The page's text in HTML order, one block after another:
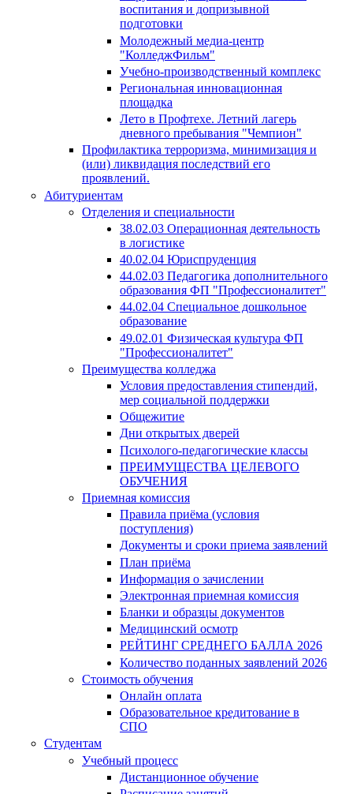
воспитания и допризывной
подготовки
Молодежный медиа-центр
"КолледжФильм"
Учебно-производственный комплекс
Региональная инновационная
площадка
Лето в Профтехе. Летний лагерь
дневного пребывания "Чемпион"
Профилактика терроризма, минимизация и
(или) ликвидация последствий его
проявлений.
Абитуриентам
Отделения и специальности
38.02.03 Операционная деятельность
в логистике
40.02.04 Юриспруденция
44.02.03 Педагогика дополнительного
образования ФП "Профессионалитет"
44.02.04 Специальное дошкольное
образование
49.02.01 Физическая культура ФП
"Профессионалитет"
Преимущества колледжа
Условия предоставления стипендий,
мер социальной поддержки
Общежитие
Дни открытых дверей
Психолого-педагогические классы
ПРЕИМУЩЕСТВА ЦЕЛЕВОГО
ОБУЧЕНИЯ
Приемная комиссия
Правила приёма (условия
поступления)
Документы и сроки приема заявлений
План приёма
Информация о зачислении
Электронная приемная комиссия
Бланки и образцы документов
Медицинский осмотр
РЕЙТИНГ СРЕДНЕГО БАЛЛА 2026
Количество поданных заявлений 2026
Стоимость обучения
Онлайн оплата
Образовательное кредитование в
СПО
Студентам
Учебный процесс
Дистанционное обучение